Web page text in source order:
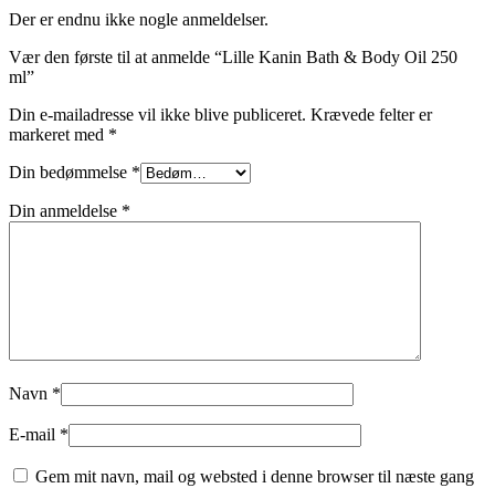
Der er endnu ikke nogle anmeldelser.
Vær den første til at anmelde “Lille Kanin Bath & Body Oil 250
ml”
Din e-mailadresse vil ikke blive publiceret. Krævede felter er
markeret med *
Din bedømmelse *
Din anmeldelse *
Navn *
E-mail *
Gem mit navn, mail og websted i denne browser til næste gang